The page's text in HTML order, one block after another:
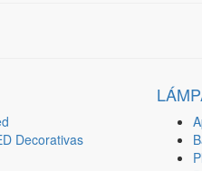
Decorativas